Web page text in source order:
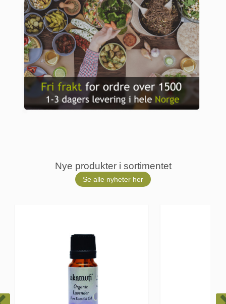
Nye produkter i sortimentet
Se alle nyheter her